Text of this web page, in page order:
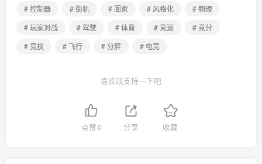
# 控制器
# 街机 # 阖家 # 风格化
# 物理
# 玩家对战
# 驾驶 # 体育 # 竞速
# 竞分
# 竞技
# 飞行 # 分屏 # 电竞
喜欢就支持一下吧
点赞0 分享 收藏